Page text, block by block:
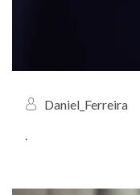
Daniel_Ferreira
.